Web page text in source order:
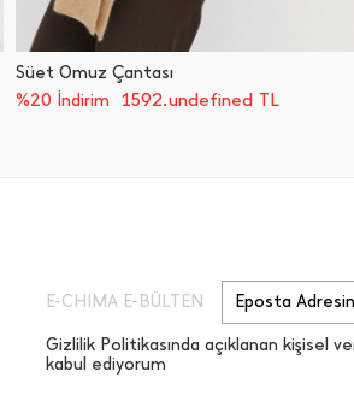
Süet Omuz Çantası
%20 İndirim
1592.undefined TL
E-CHIMA E-BÜLTEN
Gizlilik Politikasında açıklanan kişisel
kabul ediyorum